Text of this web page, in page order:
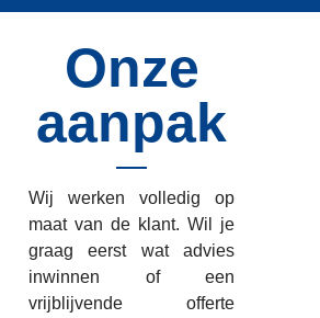
Slotenmaker
Slotenmaker
Kwalitatieve
voor
situatie
Ontdek
meer
van je
woning
Onze
aanpak
Wij werken volledig op
maat van de klant. Wil je
graag eerst wat advies
inwinnen of een
vrijblijvende offerte